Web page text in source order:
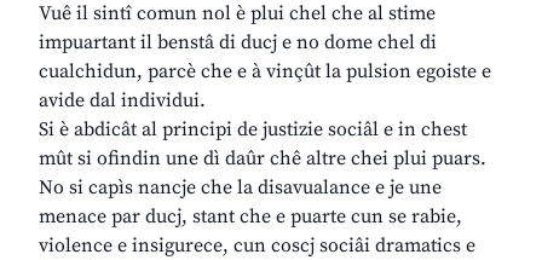
Vuê il sintî comun nol è plui chel che al stime
impuartant il benstâ di ducj e no dome chel di
cualchidun, parcè che e à vinçût la pulsion egoiste e
avide dal individui.
Si è abdicât al principi de justizie sociâl e in chest
mût si ofindin une dì daûr chê altre chei plui puars.
No si capìs nancje che la disavualance e je une
menace par ducj, stant che e puarte cun se rabie,
violence e insigurece, cun coscj sociâi dramatics e